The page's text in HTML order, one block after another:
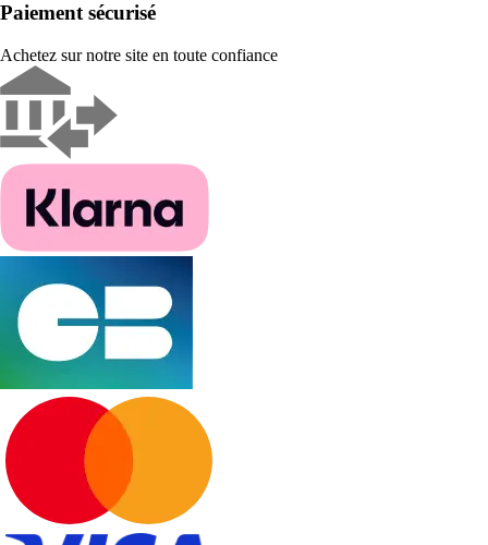
Paiement sécurisé
Achetez sur notre site en toute confiance